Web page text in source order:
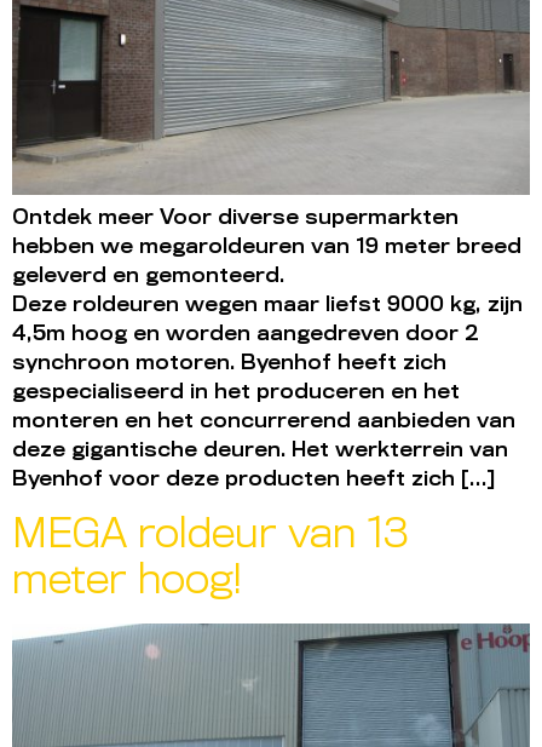
Ontdek meer Voor diverse supermarkten
hebben we megaroldeuren van 19 meter breed
geleverd en gemonteerd.
Deze roldeuren wegen maar liefst 9000 kg, zijn
4,5m hoog en worden aangedreven door 2
synchroon motoren. Byenhof heeft zich
gespecialiseerd in het produceren en het
monteren en het concurrerend aanbieden van
deze gigantische deuren. Het werkterrein van
Byenhof voor deze producten heeft zich […]
MEGA roldeur van 13
meter hoog!